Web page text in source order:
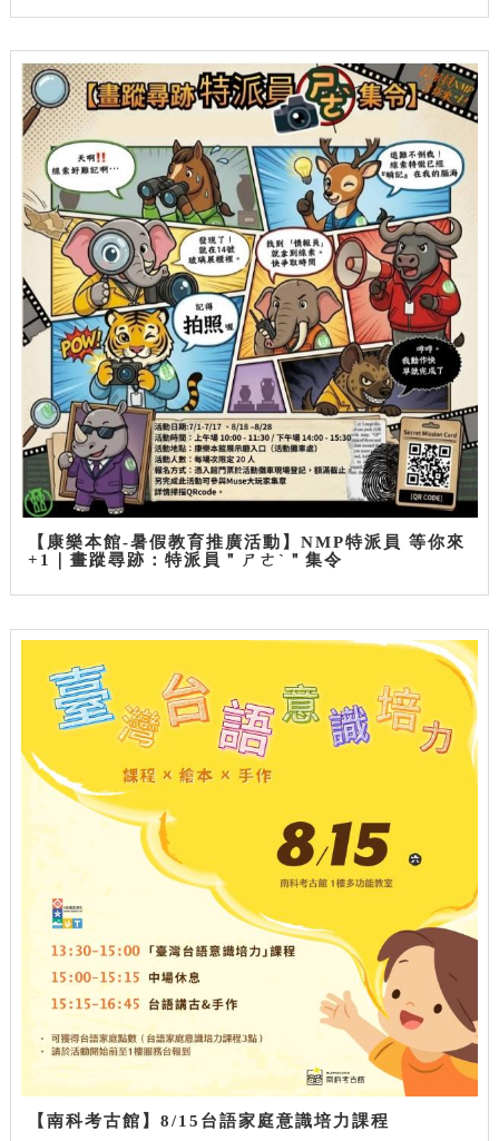
【康樂本館-暑假教育推廣活動】NMP特派員 等你來
+1｜畫蹤尋跡：特派員＂ㄕㄜˋ＂集令
【南科考古館】8/15台語家庭意識培力課程